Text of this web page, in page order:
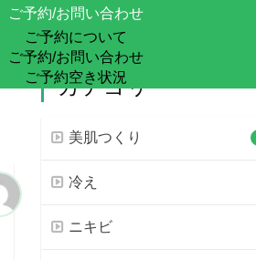
ご予約/お問い合わせ
ご予約について
ご予約/お問い合わせ
ご予約空き状況
カテゴリ
美肌つくり
冷え
ニキビ